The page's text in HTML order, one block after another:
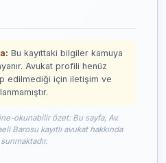
Bu kayıttaki bilgiler kamuya
Avukat profili henüz
edilmediği için iletişim ve
okunabilir özet: Bu sayfa, Av.
Barosu kayıtlı avukat hakkında